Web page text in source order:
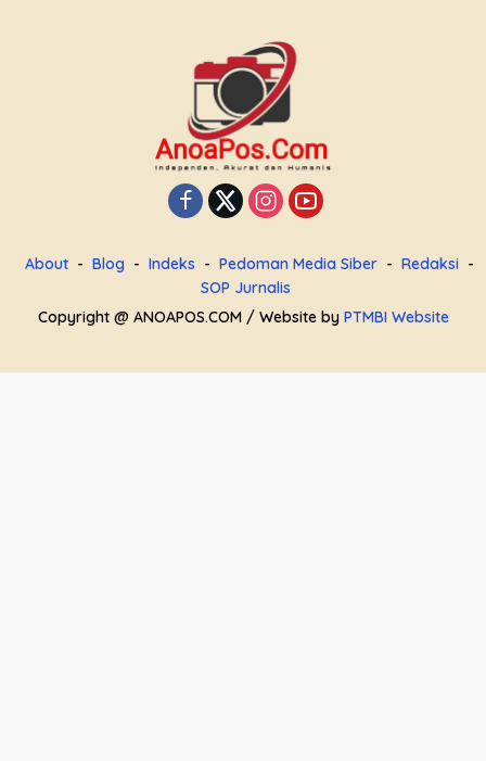
About Blog Indeks Pedoman Media Siber
Redaksi
SOP Jurnalis
Copyright @ ANOAPOS.COM / Website by PTMBI Website